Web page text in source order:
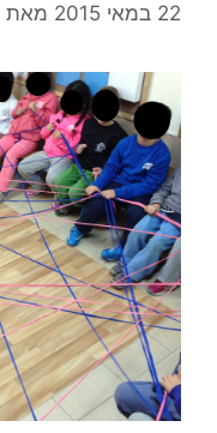
22 במאי 2015 מאת